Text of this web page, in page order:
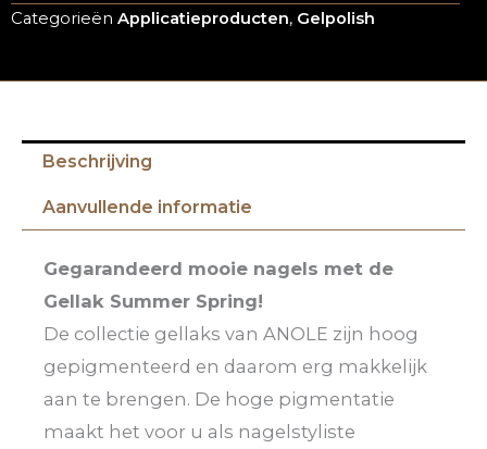
Categorieën Applicatieproducten, Gelpolish
Beschrijving
Aanvullende informatie
Gegarandeerd mooie nagels met de
Gellak Summer Spring!
De collectie gellaks van ANOLE zijn hoog
gepigmenteerd en daarom erg makkelijk
aan te brengen. De hoge pigmentatie
maakt het voor u als nagelstyliste